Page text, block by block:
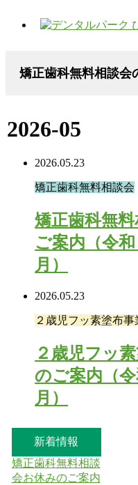
矯正歯科無料相談会
2026-05
2026.05.23
矯正歯科無料相談会
矯正歯科無
ご案内（令和
月）
2026.05.23
２歳児フッ素塗布事
２歳児フッ
のご案内（
月）
新着情報
矯正歯科無料相談
会お休みのご案内